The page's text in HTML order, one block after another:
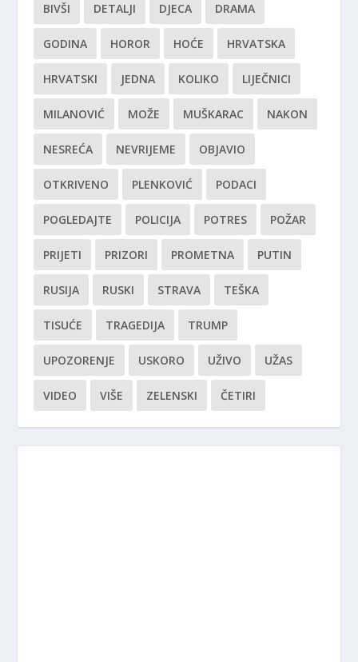
BIVŠI DETALJI DJECA DRAMA
GODINA HOROR HOĆE HRVATSKA
HRVATSKI JEDNA KOLIKO LIJEČNICI
MILANOVIĆ MOŽE MUŠKARAC NAKON
NESREĆA NEVRIJEME OBJAVIO
OTKRIVENO PLENKOVIĆ PODACI
POGLEDAJTE POLICIJA POTRES POŽAR
PRIJETI PRIZORI PROMETNA PUTIN
RUSIJA RUSKI STRAVA TEŠKA
TISUĆE TRAGEDIJA TRUMP
UPOZORENJE USKORO UŽIVO UŽAS
VIDEO VIŠE ZELENSKI ČETIRI